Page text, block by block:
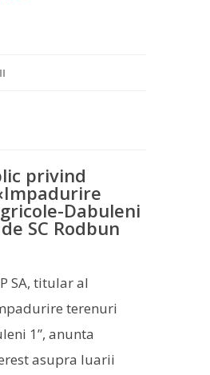
privind
Dabuleni
SC Rodbun
SA, titular al
terenuri
1”, anunta
asupra luarii